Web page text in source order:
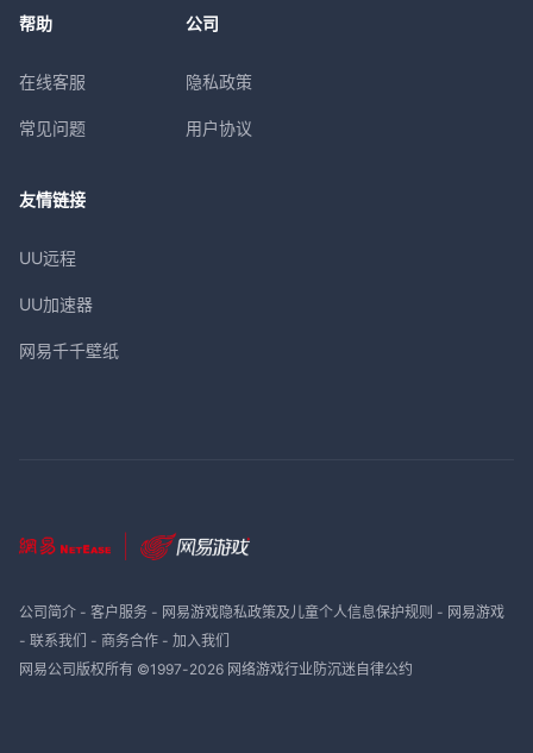
帮助
在线客服
常见问题
公司
隐私政策
用户协议
友情链接
UU远程
UU加速器
网易千千壁纸
公司简介- 客户服务- 网易游戏隐私政策及儿童个人信息保护规则 - 网易游戏
- 联系我们 - 商务合作- 加入我们
网易公司版权所有 ©1997-2026 网络游戏行业防沉迷自律公约